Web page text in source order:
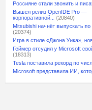
Россияне стали звонить и
Вышел релиз OpenIDE Pro —
корпоративной...
(20840)
Mitsubishi начнёт выпускать по
(20374)
Игра в стиле «Джона Уика»,
Геймер отсудил у Microsoft свой
(18313)
Tesla поставила рекорд по
Microsoft представила ИИ,